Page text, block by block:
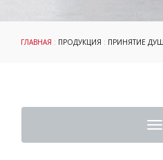
ГЛАВНАЯ : ПРОДУКЦИЯ : ПРИНЯТИЕ